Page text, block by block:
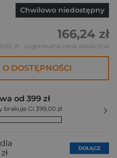
Chwilowo niedostępny
166,24 zł
zł - sugerowana cena detaliczna
DOSTĘPNOŚCI
od 399 zł
Ci 399,00 zł
dla
DOŁĄCZ